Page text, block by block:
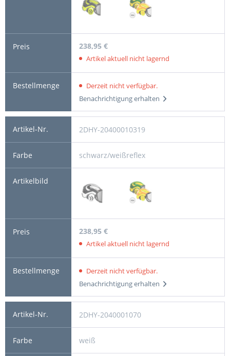
238,95 €
Artikel aktuell nicht lagernd
Derzeit nicht verfügbar.
Benachrichtigung erhalten
2DHY-20400010319
schwarz/weißreflex
238,95 €
Artikel aktuell nicht lagernd
Derzeit nicht verfügbar.
Benachrichtigung erhalten
2DHY-2040001070
weiß